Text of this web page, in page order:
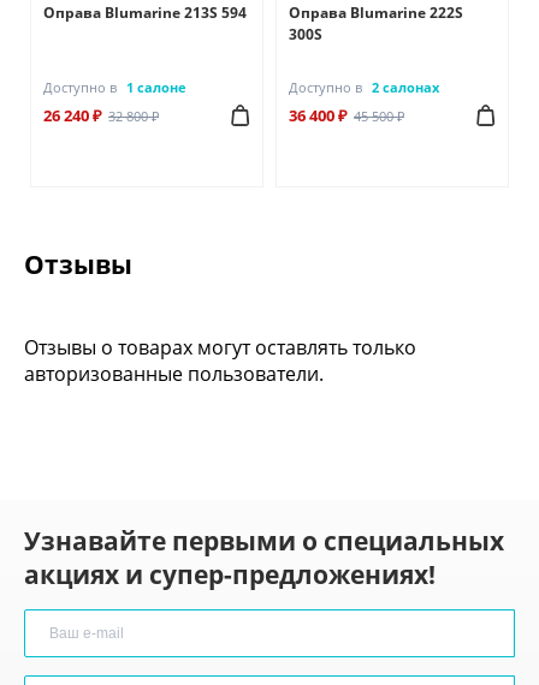
Оправа Blumarine 213S 594
Доступно в 1 салоне
26 240 ₽ 32 800 ₽
Оправа Blumarine 222S
300S
Доступно в 2 салонах
36 400 ₽ 45 500 ₽
Отзывы
Отзывы о товарах могут оставлять только
авторизованные пользователи.
Узнавайте первыми о специальных
акциях и супер-предложениях!